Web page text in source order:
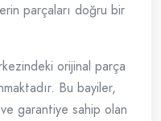
parçaları doğru bir
orijinal parça
Bu bayiler,
garantiye sahip olan